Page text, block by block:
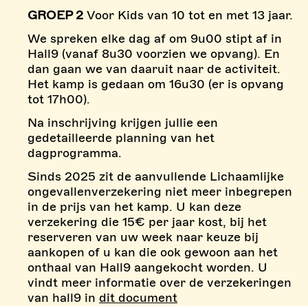
GROEP 2 Voor Kids van 10 tot en met 13 jaar.
We spreken elke dag af om 9u00 stipt af in
Hall9 (vanaf 8u30 voorzien we opvang). En
dan gaan we van daaruit naar de activiteit.
Het kamp is gedaan om 16u30 (er is opvang
tot 17h00).
Na inschrijving krijgen jullie een
gedetailleerde planning van het
dagprogramma.
Sinds 2025 zit de aanvullende Lichaamlijke
ongevallenverzekering niet meer inbegrepen
in de prijs van het kamp. U kan deze
verzekering die 15€ per jaar kost, bij het
reserveren van uw week naar keuze bij
aankopen of u kan die ook gewoon aan het
onthaal van Hall9 aangekocht worden. U
vindt meer informatie over de verzekeringen
van hall9 in dit document